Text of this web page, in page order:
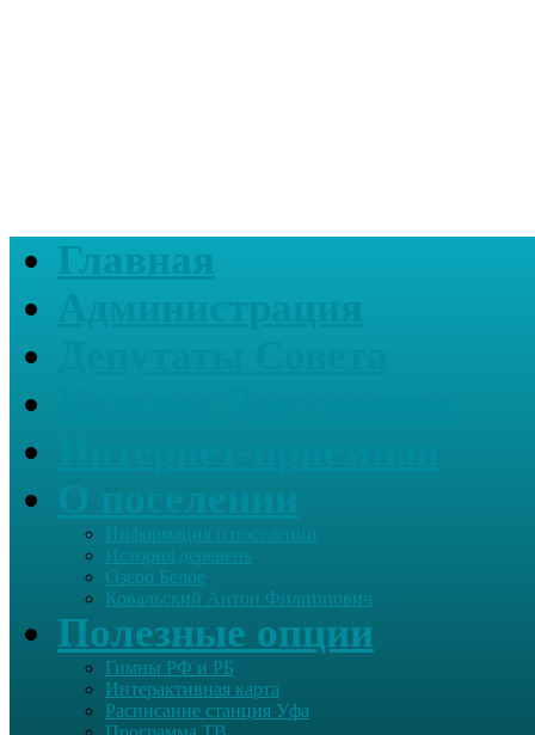
Главная
Информация о поселении
История деревень
Озеро Белое
Ковальский Антон Филиппович
Полезные опции
Гимны РФ и РБ
Интерактивная карта
Расписание станция Уфа